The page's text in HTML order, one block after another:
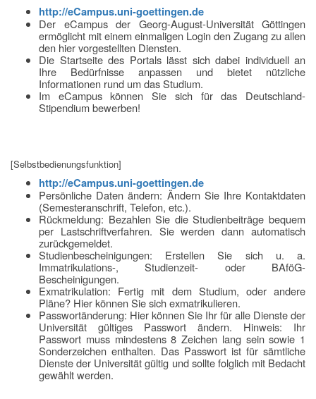
http://eCampus.uni-goettingen.de
Der eCampus der Georg-August-Universität Göttingen
ermöglicht mit einem einmaligen Login den Zugang zu allen
den hier vorgestellten Diensten.
Die Startseite des Portals lässt sich dabei individuell an
Ihre Bedürfnisse anpassen und bietet nützliche
Informationen rund um das Studium.
Im eCampus können Sie sich für das Deutschland-
Stipendium bewerben!
[Selbstbedienungsfunktion]
http://eCampus.uni-goettingen.de
Persönliche Daten ändern: Ändern Sie Ihre Kontaktdaten
(Semesteranschrift, Telefon, etc.).
Rückmeldung: Bezahlen Sie die Studienbeiträge bequem
per Lastschriftverfahren. Sie werden dann automatisch
zurückgemeldet.
Studienbescheinigungen: Erstellen Sie sich u. a.
Immatrikulations-, Studienzeit- oder BAföG-
Bescheinigungen.
Exmatrikulation: Fertig mit dem Studium, oder andere
Pläne? Hier können Sie sich exmatrikulieren.
Passwortänderung: Hier können Sie Ihr für alle Dienste der
Universität gültiges Passwort ändern. Hinweis: Ihr
Passwort muss mindestens 8 Zeichen lang sein sowie 1
Sonderzeichen enthalten. Das Passwort ist für sämtliche
Dienste der Universität gültig und sollte folglich mit Bedacht
gewählt werden.